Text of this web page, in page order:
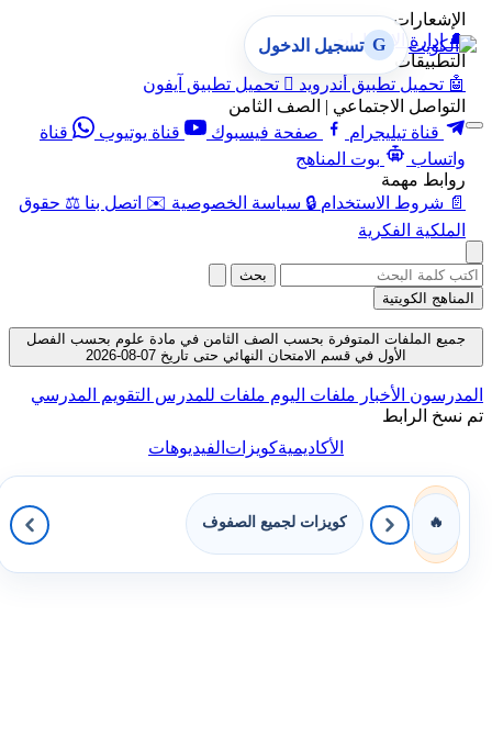
الإشعارات
🔔 إدارة الإشعارات
التطبيقات
🤖 تحميل تطبيق أندرويد  تحميل تطبيق آيفون
التواصل الاجتماعي | الصف الثامن
قناة تيليجرام
صفحة فيسبوك قناة يوتيوب
قناة
واتساب
بوت المناهج
روابط مهمة
📄 شروط الاستخدام 🔒 سياسة الخصوصية ✉️ اتصل بنا ⚖️ حقوق
الملكية الفكرية
G تسجيل الدخول
بحث
المناهج الكويتية
جميع الملفات المتوفرة بحسب الصف الثامن في مادة علوم بحسب الفصل
الأول في قسم الامتحان النهائي حتى تاريخ 07-08-2026
المدرسون الأخبار ملفات اليوم ملفات للمدرس التقويم المدرسي
تم نسخ الرابط
الأكاديميةكويزاتالفيديوهات
🔥 كويزات لجميع الصفوف